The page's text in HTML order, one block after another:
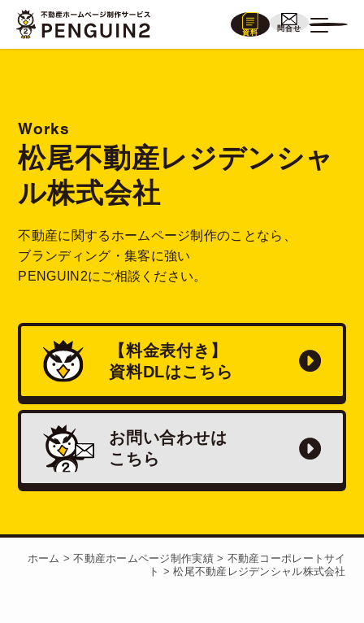
資料
問合せ
Works
松尾不動産レジデンシャ
ル株式会社
不動産に関するホームページ制作のことなら、
ブランディング・集客に強い
PENGUIN2にご相談ください。
【料金表付き】
資料DLはこちら
お問い合わせは
こちら
ホーム >不動産ホームページ制作実績> 不動産コーポレートサイ
ト >松尾不動産レジデンシャル株式会社